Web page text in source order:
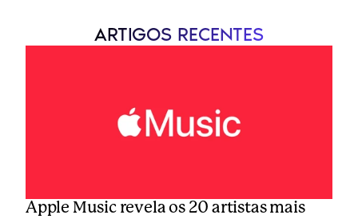
ARTIGOS RECENTES
Apple Music revela os 20 artistas mais